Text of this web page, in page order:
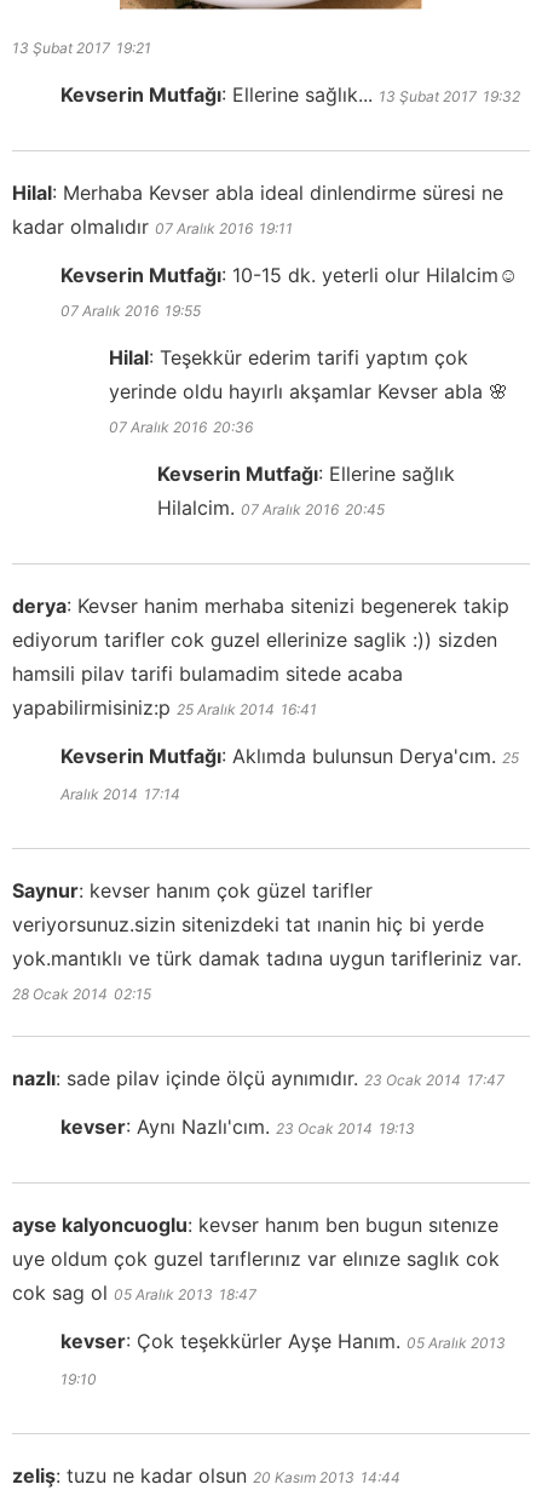
13 Şubat 2017 19:21
Kevserin Mutfağı: Ellerine sağlık... 13 Şubat 2017 19:32
Hilal: Merhaba Kevser abla ideal dinlendirme süresi ne
kadar olmalıdır 07 Aralık 2016 19:11
Kevserin Mutfağı: 10-15 dk. yeterli olur Hilalcim☺️
07 Aralık 2016 19:55
Hilal: Teşekkür ederim tarifi yaptım çok
yerinde oldu hayırlı akşamlar Kevser abla 🌸
07 Aralık 2016 20:36
Kevserin Mutfağı: Ellerine sağlık
Hilalcim. 07 Aralık 2016 20:45
derya: Kevser hanim merhaba sitenizi begenerek takip
ediyorum tarifler cok guzel ellerinize saglik :)) sizden
hamsili pilav tarifi bulamadim sitede acaba
yapabilirmisiniz:p 25 Aralık 2014 16:41
Kevserin Mutfağı: Aklımda bulunsun Derya'cım. 25
Aralık 2014 17:14
Saynur: kevser hanım çok güzel tarifler
veriyorsunuz.sizin sitenizdeki tat ınanin hiç bi yerde
yok.mantıklı ve türk damak tadına uygun tarifleriniz var.
28 Ocak 2014 02:15
nazlı: sade pilav içinde ölçü aynımıdır. 23 Ocak 2014 17:47
kevser: Aynı Nazlı'cım. 23 Ocak 2014 19:13
ayse kalyoncuoglu: kevser hanım ben bugun sıtenıze
uye oldum çok guzel tarıflerınız var elınıze saglık cok
cok sag ol 05 Aralık 2013 18:47
kevser: Çok teşekkürler Ayşe Hanım. 05 Aralık 2013
19:10
zeliş: tuzu ne kadar olsun 20 Kasım 2013 14:44